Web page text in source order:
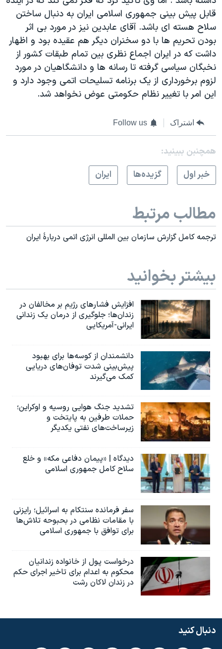
قابل پيش بينی جمهوری اسلامی ايران به دنبال ساختن
سلاح هسته ای باشد. آقای عابدين نيز در مورد بی اثر
بودن تحريم ها با دو سخنران ديگر هم عقيده بود و اظهار
داشت که در ايران اجماع نظری بين تمام طبقات کشور از
نخبگان سياسی گرفته تا رسانه ها و دانشگاهيان در مورد
لزوم برخورداری از يک برنامه تسليحات اتمی وجود دارد و
اين امر با تغيير نظام حکومتی عوض نخواهد شد.
اشتراک Follow us
همچنبن ببینید:
خبر اول
گزيده‌ها ايران
مطالب مرتبط
ترجمه کامل گزارش سازمان بین المللی انرژی اتمی دربارۀ ایران
بیشتر بخوانید
افزایش فشارهای رژیم بر مخالفان در
زندان‌ها؛ جلوگیری از درمان یک زندانی
ایرانی-آمریکایی
دانشمندان از کوسه‌ها برای بهبود
پیش‌بینی شدت توفان‌های دریایی
کمک می‌گیرند
تشدید جنگ هوایی روسیه و اوکراین؛
حملات طرفین به پایتخت‌ و
زیرساخت‌های نفتی یکدیگر
دیدگاه | «پیمان دفاعی مکه» و خلع
سلاح کامل جمهوری اسلامی
سفر فرمانده سنتکام به اسرائیل؛ رایزنی
با مقامات نظامی در بحبوحه تلاش‌ها
برای توافق با جمهوری اسلامی
درخواست پول از خانواده زندانیان
محکوم به‌ اعدام برای تاخیر اجرای حکم
در زندان لاکان رشت
دنبال کنید